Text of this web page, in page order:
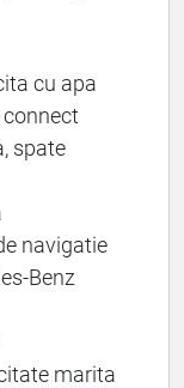
cu apa
spate
navigatie
Benz
marita